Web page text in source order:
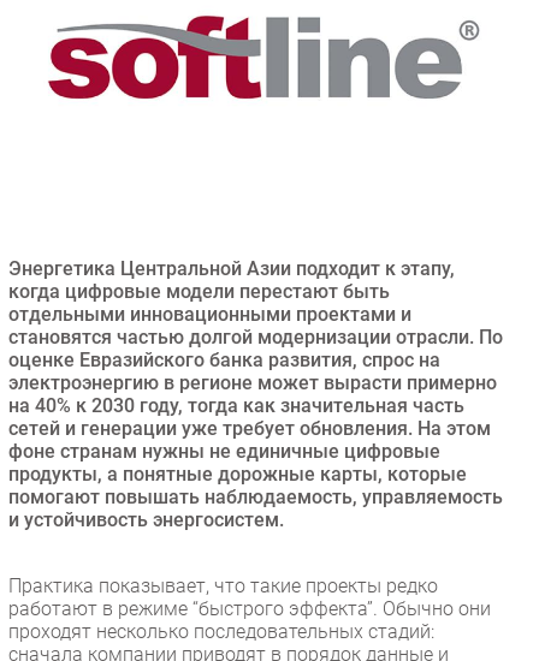
ПО
Outsourcing
Инновации
CIO/Управление ИТ
Гаджеты
Здоровье
РАЗДЕЛЫ
Новости
Аналитика
Мероприятия
Проекты
Энергетика Центральной Азии подходит к этапу,
когда цифровые модели перестают быть
отдельными инновационными проектами и
становятся частью долгой модернизации отрасли. По
оценке Евразийского банка развития, спрос на
электроэнергию в регионе может вырасти примерно
на 40% к 2030 году, тогда как значительная часть
сетей и генерации уже требует обновления. На этом
фоне странам нужны не единичные цифровые
продукты, а понятные дорожные карты, которые
помогают повышать наблюдаемость, управляемость
и устойчивость энергосистем.
Практика показывает, что такие проекты редко
работают в режиме “быстрого эффекта”. Обычно они
проходят несколько последовательных стадий:
сначала компании приводят в порядок данные и